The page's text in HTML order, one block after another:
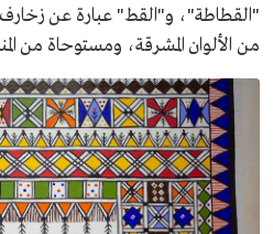
"القطاطة"، و"القط" عبارة عن
من الألوان المشرقة، ومستوحاة من